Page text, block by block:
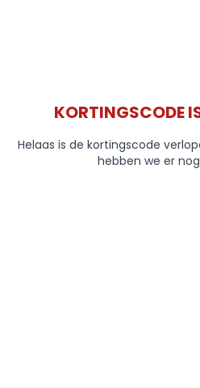
KORTINGSCODE
Helaas is de kortingscode
hebben we er